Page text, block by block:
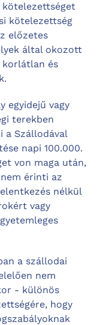
kötelezettség
előzetes
által okozott
korlátlan és
egyidejű vagy
terekben
a Szállodával
napi 100.000.
von maga után,
érinti az
nélkül
vagy
a szállodai
nem
- különös
hogy